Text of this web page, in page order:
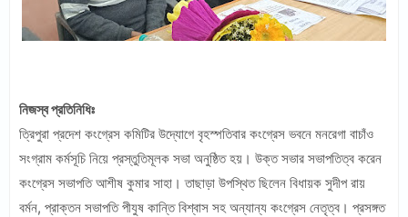
নিজস্ব প্রতিনিধিঃ
ত্রিপুরা প্রদেশ কংগ্রেস কমিটির উদ্যোগে বৃহস্পতিবার কংগ্রেস ভবনে মনরেগা বাচাঁও
সংগ্রাম কর্মসূচি নিয়ে প্রস্তুতিমূলক সভা অনুষ্ঠিত হয়। উক্ত সভার সভাপতিত্ব করেন
কংগ্রেস সভাপতি আশীষ কুমার সাহা। তাছাড়া উপস্থিত ছিলেন বিধায়ক সুদীপ রায়
বর্মন, প্রাক্তন সভাপতি পীযুষ কান্তি বিশ্বাস সহ অন্যান্য কংগ্রেস নেতৃত্ব। প্রসঙ্গত